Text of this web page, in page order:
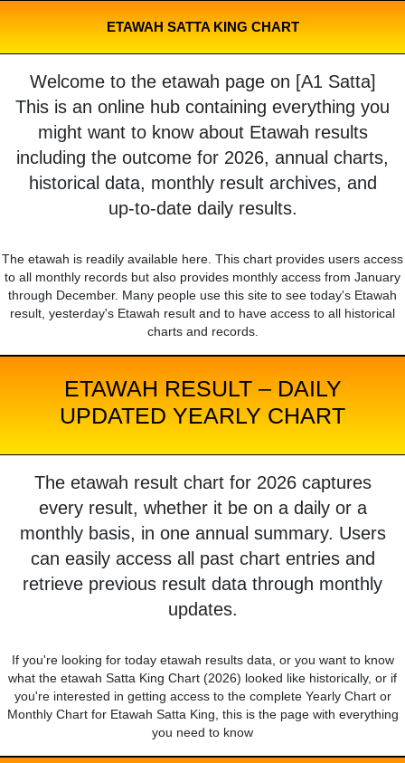
ETAWAH SATTA KING CHART
Welcome to the etawah page on [A1 Satta]
This is an online hub containing everything you
might want to know about Etawah results
including the outcome for 2026, annual charts,
historical data, monthly result archives, and
up-to-date daily results.
The etawah is readily available here. This chart provides users access
to all monthly records but also provides monthly access from January
through December. Many people use this site to see today's Etawah
result, yesterday's Etawah result and to have access to all historical
charts and records.
ETAWAH RESULT – DAILY
UPDATED YEARLY CHART
The etawah result chart for 2026 captures
every result, whether it be on a daily or a
monthly basis, in one annual summary. Users
can easily access all past chart entries and
retrieve previous result data through monthly
updates.
If you're looking for today etawah results data, or you want to know
what the etawah Satta King Chart (2026) looked like historically, or if
you're interested in getting access to the complete Yearly Chart or
Monthly Chart for Etawah Satta King, this is the page with everything
you need to know